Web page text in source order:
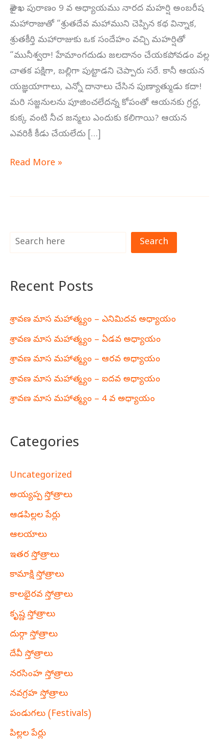
వైశాఖ పురాణం 9 వ అధ్యాయము నారద మహర్షి అంబరీష
మహారాజుతో “శ్రుతదేవ మహాముని చెప్పిన కథ విన్నాక,
శ్రుతకీర్తి మహారాజుకు ఒక సందేహం వచ్చి మహర్షితో
“మునీశ్వరా! హేమాంగదుడు జలదానం చేయకపోవడం వల్ల
చాతక పక్షిగా, బల్లిగా పుట్టాడని చెప్పారు సరే. కానీ ఆయన
యజ్ఞయాగాలు, ఎన్నో దానాలు చేసిన పుణ్యాత్ముడు కదా!
మరి సజ్జనులను పూజించలేదన్న కోపంతో ఆయనకు గ్రద్ద,
కుక్క వంటి నీచ జన్మలు ఎందుకు కలిగాయి? ఆయన
ఎవరికీ కీడు చేయలేదు […]
Read More »
Search
Recent Posts
శ్రావణ మాస మహాత్మ్యం – ఎనిమిదవ అధ్యాయం
శ్రావణ మాస మహాత్మ్యం – ఏడవ అధ్యాయం
శ్రావణ మాస మహాత్మ్యం – ఆరవ అధ్యాయం
శ్రావణ మాస మహాత్మ్యం – ఐదవ అధ్యాయం
శ్రావణ మాస మహాత్మ్యం – 4 వ అధ్యాయం
Categories
Uncategorized
అయ్యప్ప స్తోత్రాలు
ఆడపిల్లల పేర్లు
ఆలయాలు
ఇతర స్తోత్రాలు
కామాక్షి స్తోత్రాలు
కాలభైరవ స్తోత్రాలు
కృష్ణ స్తోత్రాలు
దుర్గా స్తోత్రాలు
దేవీ స్తోత్రాలు
నరసింహ స్తోత్రాలు
నవగ్రహ స్తోత్రాలు
పండుగలు (Festivals)
పిల్లల పేర్లు